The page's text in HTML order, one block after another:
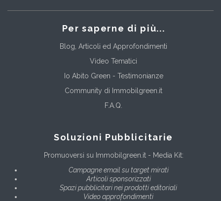
Per saperne di più...
Blog, Articoli ed Approfondimenti
Video Tematici
Io Abito Green - Testimonianze
Community di Immobilgreen.it
F.A.Q.
Soluzioni Pubblicitarie
Promuoversi su Immobilgreen.it - Media Kit:
Campagne email su target mirati
Articoli sponsorizzati
Spazi pubblicitari nei prodotti editoriali
Video approfondimenti